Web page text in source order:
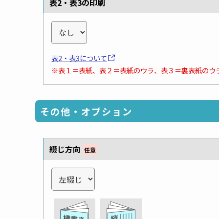
表2・表3について
※表１＝表紙、表２＝表紙のウラ、表３＝裏表紙のウ
その他・オプション
綴じ方向 任意